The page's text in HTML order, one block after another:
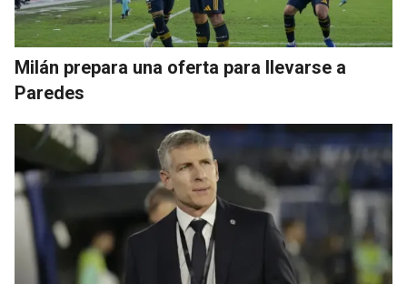
Milán prepara una oferta para llevarse a
Paredes